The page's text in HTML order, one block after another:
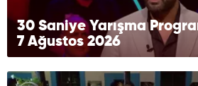
30 Saniye Yarışma
7 Ağustos 2026